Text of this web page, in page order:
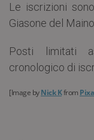
Le iscrizioni
Giasone del Maino.
Posti limitati
cronologico di
[Image byNick Kfrom